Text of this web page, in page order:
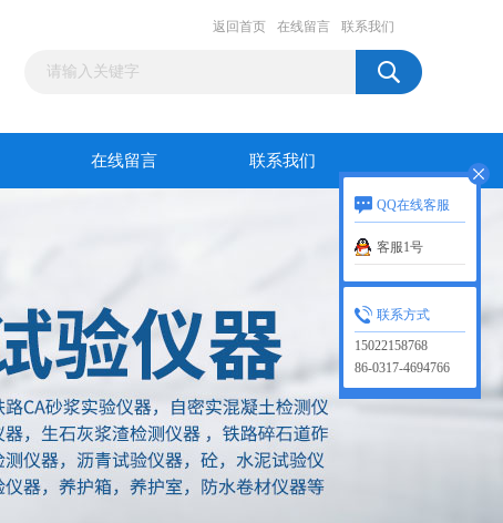
返回首页 在线留言 联系我们
在线留言 联系我们
QQ在线客服
客服1号
联系方式
15022158768
86-0317-4694766